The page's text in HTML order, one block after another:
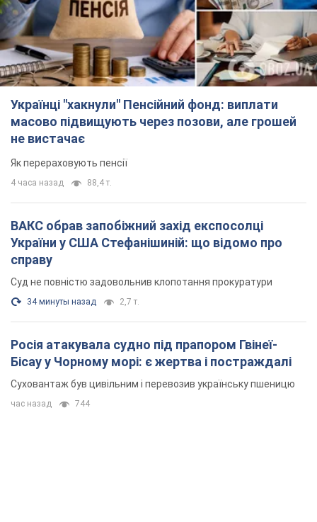
Українці "хакнули" Пенсійний фонд: виплати
масово підвищують через позови, але грошей
не вистачає
Як перераховують пенсії
4 часа назад 88,4 т.
ВАКС обрав запобіжний захід експосолці
України у США Стефанішиній: що відомо про
справу
Суд не повністю задовольнив клопотання прокуратури
34 минуты назад 2,7 т.
Росія атакувала судно під прапором Гвінеї-
Бісау у Чорному морі: є жертва і постраждалі
Суховантаж був цивільним і перевозив українську пшеницю
час назад 744